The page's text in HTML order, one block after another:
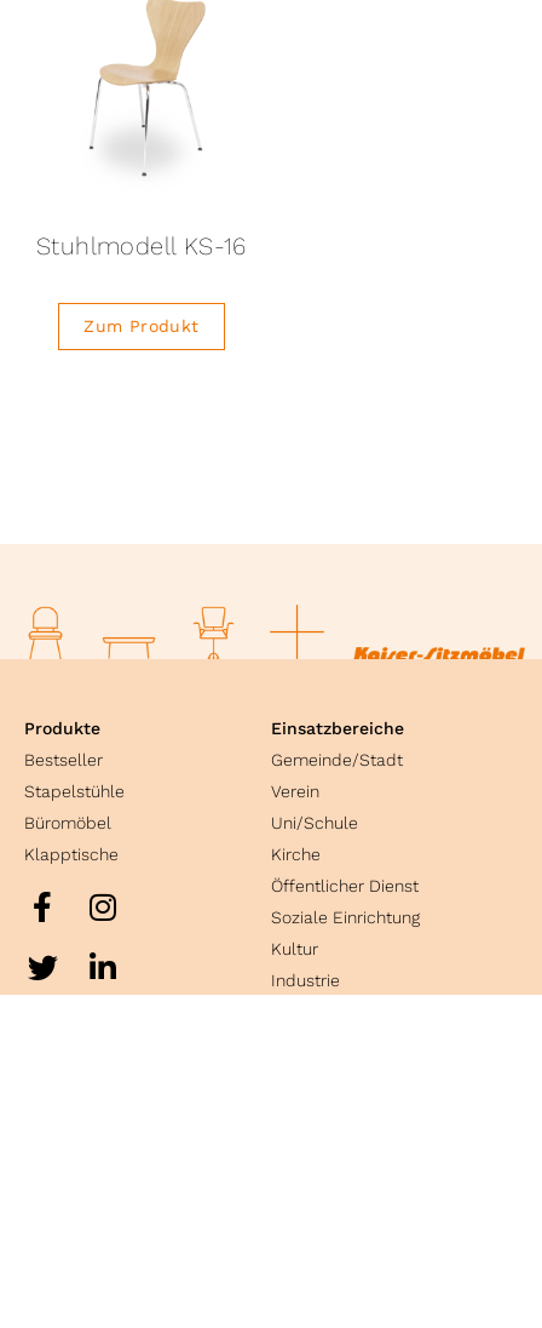
Stuhlmodell KS-16
Zum Produkt
Produkte
Bestseller
Stapelstühle
Büromöbel
Klapptische
Einsatzbereiche
Gemeinde/Stadt
Verein
Uni/Schule
Kirche
Öffentlicher Dienst
Soziale Einrichtung
Kultur
Industrie